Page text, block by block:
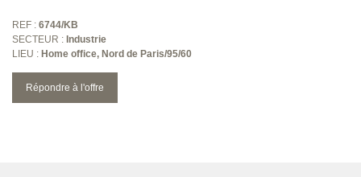
REF : 6744/KB
SECTEUR : Industrie
LIEU : Home office, Nord de Paris/95/60
Répondre à l'offre